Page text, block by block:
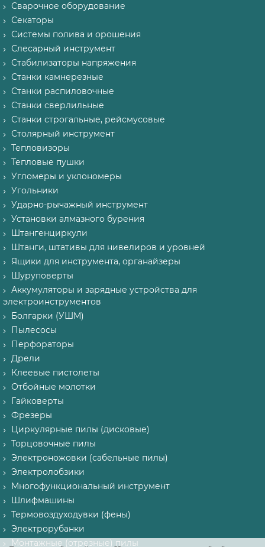
Сварочное оборудование
Секаторы
Системы полива и орошения
Слесарный инструмент
Стабилизаторы напряжения
Станки камнерезные
Станки распиловочные
Станки сверлильные
Станки строгальные, рейсмусовые
Столярный инструмент
Тепловизоры
Тепловые пушки
Угломеры и уклономеры
Угольники
Ударно-рычажный инструмент
Установки алмазного бурения
Штангенциркули
Штанги, штативы для нивелиров и уровней
Ящики для инструмента, органайзеры
Шуруповерты
Аккумуляторы и зарядные устройства для
электроинструментов
Болгарки (УШМ)
Пылесосы
Перфораторы
Дрели
Клеевые пистолеты
Отбойные молотки
Гайковерты
Фрезеры
Циркулярные пилы (дисковые)
Торцовочные пилы
Электроножовки (сабельные пилы)
Электролобзики
Многофункциональный инструмент
Шлифмашины
Термовоздуходувки (фены)
Электрорубанки
Монтажные (отрезные) пилы